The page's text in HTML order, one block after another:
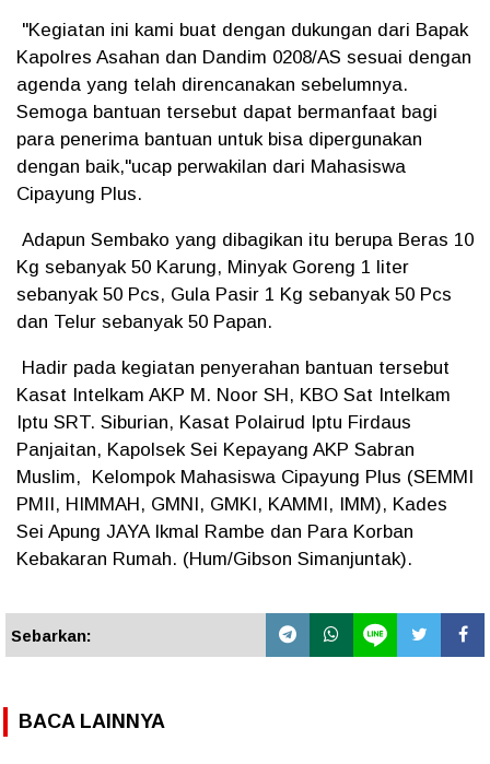
"Kegiatan ini kami buat dengan dukungan dari Bapak
Kapolres Asahan dan Dandim 0208/AS sesuai dengan
agenda yang telah direncanakan sebelumnya.
Semoga bantuan tersebut dapat bermanfaat bagi
para penerima bantuan untuk bisa dipergunakan
dengan baik,"ucap perwakilan dari Mahasiswa
Cipayung Plus.
Adapun Sembako yang dibagikan itu berupa Beras 10
Kg sebanyak 50 Karung, Minyak Goreng 1 liter
sebanyak 50 Pcs, Gula Pasir 1 Kg sebanyak 50 Pcs
dan Telur sebanyak 50 Papan.
Hadir pada kegiatan penyerahan bantuan tersebut
Kasat Intelkam AKP M. Noor SH, KBO Sat Intelkam
Iptu SRT. Siburian, Kasat Polairud Iptu Firdaus
Panjaitan, Kapolsek Sei Kepayang AKP Sabran
Muslim, Kelompok Mahasiswa Cipayung Plus (SEMMI
PMII, HIMMAH, GMNI, GMKI, KAMMI, IMM), Kades
Sei Apung JAYA Ikmal Rambe dan Para Korban
Kebakaran Rumah. (Hum/Gibson Simanjuntak).
Sebarkan:
BACA LAINNYA